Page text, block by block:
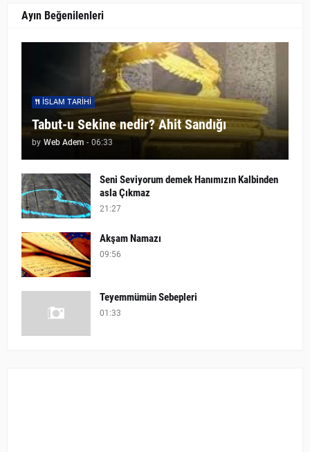
Ayın Beğenilenleri
İSLAM TARIHI
Tabut-u Sekine nedir? Ahit Sandığı
by Web Adem - 06:33
Seni Seviyorum demek Hanımızın Kalbinden
asla Çıkmaz
21:27
Akşam Namazı
09:56
Teyemmümün Sebepleri
01:33